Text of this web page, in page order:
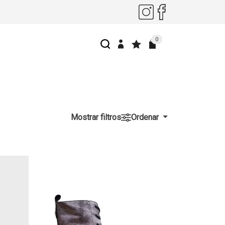
0
Mostrar filtros Ordenar